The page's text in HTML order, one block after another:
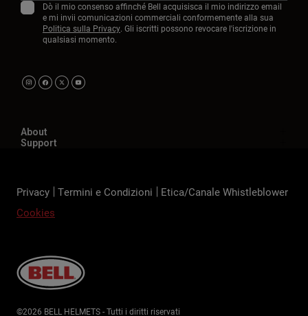
Dò il mio consenso affinché Bell acquisisca il mio indirizzo email
e mi invii comunicazioni commerciali conformemente alla sua
Politica sulla Privacy. Gli iscritti possono revocare l'iscrizione in
qualsiasi momento.
About
Support
Privacy Termini e Condizioni
Etica/Canale Whistleblower
Cookies
©2026 BELL HELMETS - Tutti i diritti riservati